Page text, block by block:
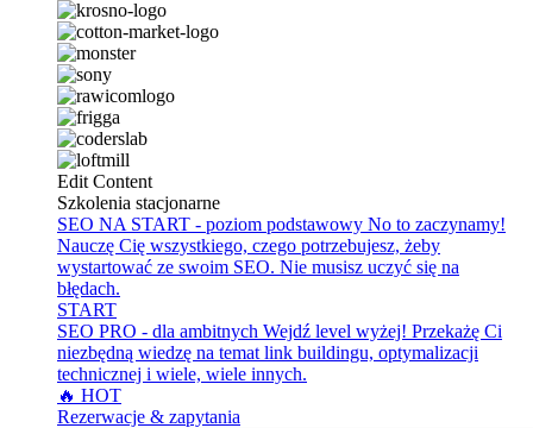
Edit Content
Szkolenia stacjonarne
SEO NA START - poziom podstawowy No to zaczynamy!
Nauczę Cię wszystkiego, czego potrzebujesz, żeby
wystartować ze swoim SEO. Nie musisz uczyć się na
błędach.
START
SEO PRO - dla ambitnych Wejdź level wyżej! Przekażę Ci
niezbędną wiedzę na temat link buildingu, optymalizacji
technicznej i wiele, wiele innych.
🔥 HOT
Rezerwacje & zapytania